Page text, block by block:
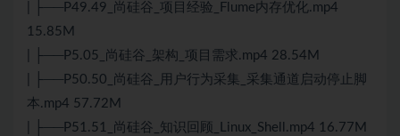
| ├──P49.49_尚硅谷_项目经验_Flume内存优化.mp4
15.85M
| ├──P5.05_尚硅谷_架构_项目需求.mp4 28.54M
| ├──P50.50_尚硅谷_用户行为采集_采集通道启动停止脚
本.mp4 57.72M
| ├──P51.51_尚硅谷_知识回顾_Linux_Shell.mp4 16.77M